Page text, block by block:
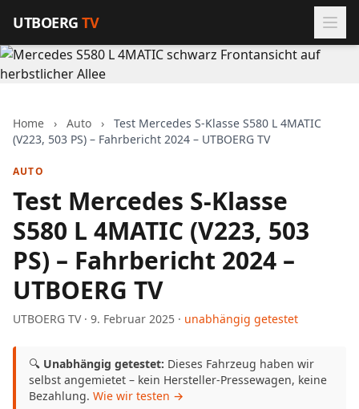
UTBOERGTV
Home › Auto ›
Test Mercedes S-Klasse S580 L 4MATIC
(V223, 503 PS) – Fahrbericht 2024 – UTBOERG TV
AUTO
Test Mercedes S-Klasse
S580 L 4MATIC (V223, 503
PS) – Fahrbericht 2024 –
UTBOERG TV
UTBOERG TV · 9. Februar 2025 · unabhängig getestet
🔍 Unabhängig getestet: Dieses Fahrzeug haben wir
selbst angemietet – kein Hersteller-Pressewagen, keine
Bezahlung. Wie wir testen →